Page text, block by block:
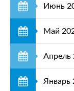
Июнь
Май
Апрель
Январь